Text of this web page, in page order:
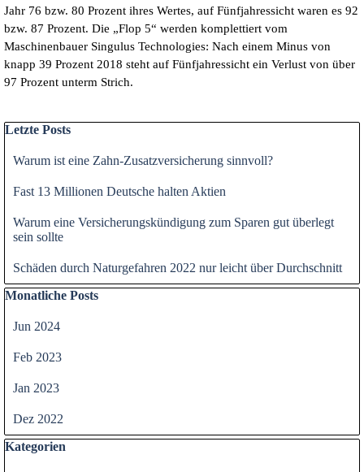
Jahr 76 bzw. 80 Prozent ihres Wertes, auf Fünfjahressicht waren es 92
bzw. 87 Prozent. Die „Flop 5“ werden komplettiert vom
Maschinenbauer Singulus Technologies: Nach einem Minus von
knapp 39 Prozent 2018 steht auf Fünfjahressicht ein Verlust von über
97 Prozent unterm Strich.
Block überspringen Letzte Posts
Letzte Posts
Warum ist eine Zahn-Zusatzversicherung sinnvoll?
Fast 13 Millionen Deutsche halten Aktien
Warum eine Versicherungskündigung zum Sparen gut überlegt
sein sollte
Schäden durch Naturgefahren 2022 nur leicht über Durchschnitt
Block überspringen Monatliche Posts
Monatliche Posts
Jun 2024
Feb 2023
Jan 2023
Dez 2022
Block überspringen Kategorien
Kategorien